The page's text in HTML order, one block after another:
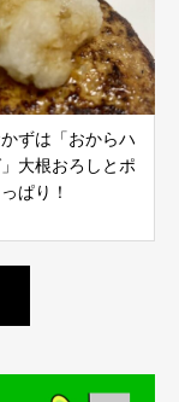
ずは「おからハ
大根おろしとポ
ぱり！